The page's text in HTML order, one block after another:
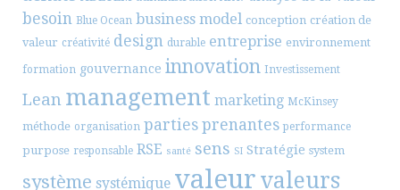
besoin Blue Ocean business model conception création de
valeur créativité design durable entreprise environnement
formation gouvernance innovation Investissement
Lean management marketing McKinsey
méthode organisation parties prenantes performance
purpose responsable RSE santé sens SI Stratégie system
système systémique valeur valeurs